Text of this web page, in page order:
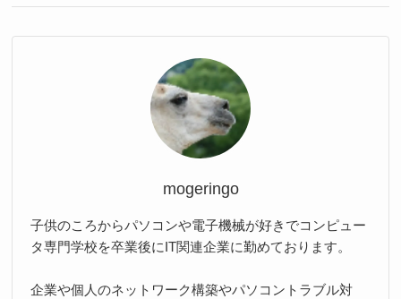
mogeringo
子供のころからパソコンや電子機械が好きでコンピュー
タ専門学校を卒業後にIT関連企業に勤めております。
企業や個人のネットワーク構築やパソコントラブル対